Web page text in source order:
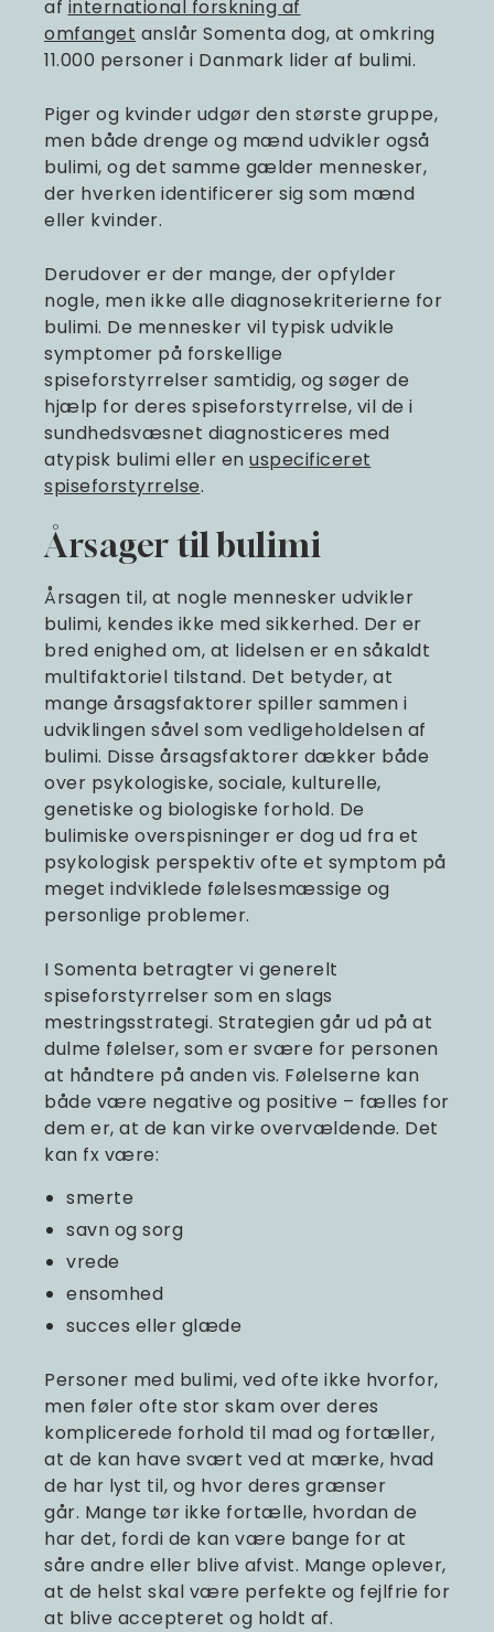
af international forskning af
omfanget anslår Somenta dog, at omkring
11.000 personer i Danmark lider af bulimi.
Piger og kvinder udgør den største gruppe,
men både drenge og mænd udvikler også
bulimi, og det samme gælder mennesker,
der hverken identificerer sig som mænd
eller kvinder.
Derudover er der mange, der opfylder
nogle, men ikke alle diagnosekriterierne for
bulimi. De mennesker vil typisk udvikle
symptomer på forskellige
spiseforstyrrelser samtidig, og søger de
hjælp for deres spiseforstyrrelse, vil de i
sundhedsvæsnet diagnosticeres med
atypisk bulimi eller en uspecificeret
spiseforstyrrelse.
Årsager til bulimi
Årsagen til, at nogle mennesker udvikler
bulimi, kendes ikke med sikkerhed. Der er
bred enighed om, at lidelsen er en såkaldt
multifaktoriel tilstand. Det betyder, at
mange årsagsfaktorer spiller sammen i
udviklingen såvel som vedligeholdelsen af
bulimi. Disse årsagsfaktorer dækker både
over psykologiske, sociale, kulturelle,
genetiske og biologiske forhold. De
bulimiske overspisninger er dog ud fra et
psykologisk perspektiv ofte et symptom på
meget indviklede følelsesmæssige og
personlige problemer.
I Somenta betragter vi generelt
spiseforstyrrelser som en slags
mestringsstrategi. Strategien går ud på at
dulme følelser, som er svære for personen
at håndtere på anden vis. Følelserne kan
både være negative og positive – fælles for
dem er, at de kan virke overvældende. Det
kan fx være:
smerte
savn og sorg
vrede
ensomhed
succes eller glæde
Personer med bulimi, ved ofte ikke hvorfor,
men føler ofte stor skam over deres
komplicerede forhold til mad og fortæller,
at de kan have svært ved at mærke, hvad
de har lyst til, og hvor deres grænser
går. Mange tør ikke fortælle, hvordan de
har det, fordi de kan være bange for at
såre andre eller blive afvist. Mange oplever,
at de helst skal være perfekte og fejlfrie for
at blive accepteret og holdt af.